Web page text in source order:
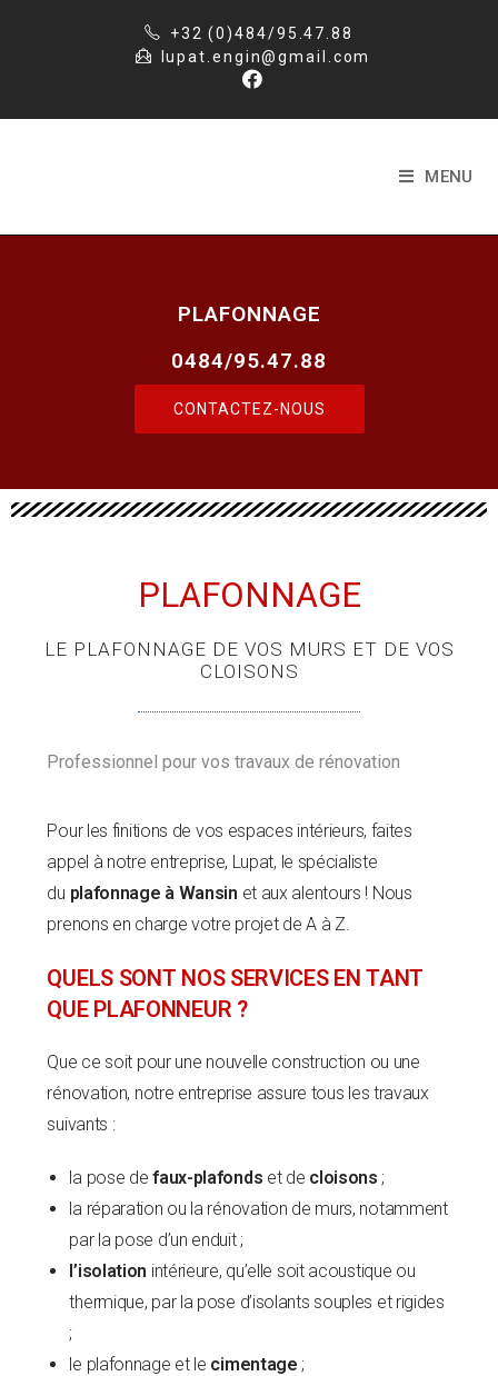
+32 (0)484/95.47.88
lupat.engin@gmail.com
MENU
PLAFONNAGE
0484/95.47.88
CONTACTEZ-NOUS
PLAFONNAGE
LE PLAFONNAGE DE VOS MURS ET DE VOS
CLOISONS
Professionnel pour vos travaux de rénovation
Pour les finitions de vos espaces intérieurs, faites
appel à notre entreprise, Lupat, le spécialiste
du plafonnage à Wansin et aux alentours ! Nous
prenons en charge votre projet de A à Z.
QUELS SONT NOS SERVICES EN TANT
QUE PLAFONNEUR ?
Que ce soit pour une nouvelle construction ou une
rénovation, notre entreprise assure tous les travaux
suivants :
la pose defaux-plafonds et de cloisons ;
la réparation ou la rénovation de murs, notamment
par la pose d’un enduit ;
l’isolation intérieure, qu’elle soit acoustique ou
thermique, par la pose d’isolants souples et rigides
;
le plafonnage et le cimentage ;